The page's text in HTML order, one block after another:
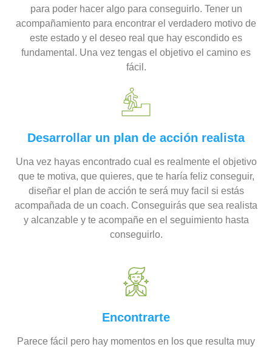
para poder hacer algo para conseguirlo. Tener un
acompañamiento para encontrar el verdadero motivo de
este estado y el deseo real que hay escondido es
fundamental. Una vez tengas el objetivo el camino es
fácil.
Desarrollar un plan de acción realista
Una vez hayas encontrado cual es realmente el objetivo
que te motiva, que quieres, que te haría feliz conseguir,
diseñar el plan de acción te será muy facil si estás
acompañada de un coach. Conseguirás que sea realista
y alcanzable y te acompañe en el seguimiento hasta
conseguirlo.
Encontrarte
Parece fácil pero hay momentos en los que resulta muy